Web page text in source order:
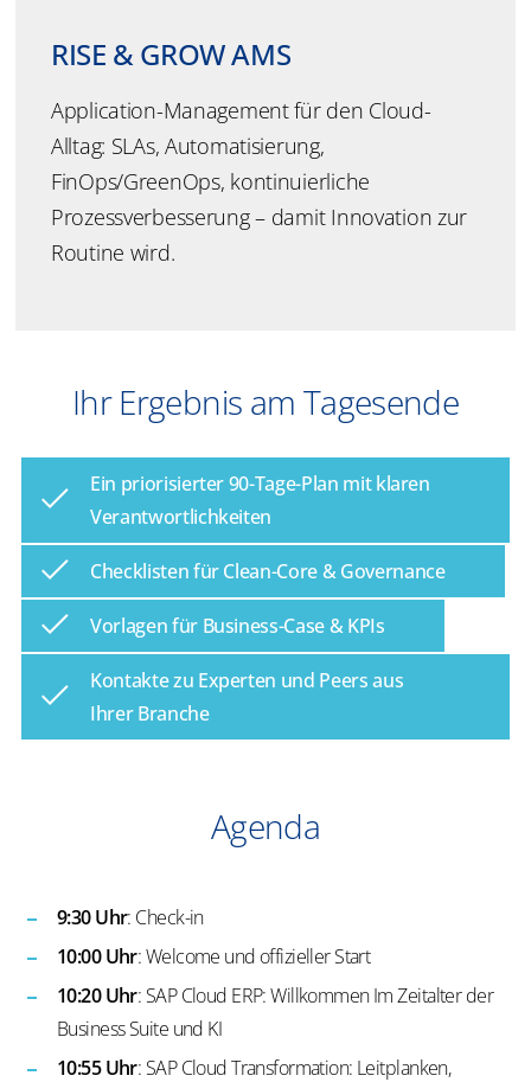
RISE & GROW AMS
Application-Management für den Cloud-
Alltag: SLAs, Automatisierung,
FinOps/GreenOps, kontinuierliche
Prozessverbesserung – damit Innovation zur
Routine wird.
Ihr Ergebnis am Tagesende
Ein priorisierter 90-Tage-Plan mit klaren
Verantwortlichkeiten
Checklisten für Clean-Core & Governance
Vorlagen für Business-Case & KPIs
Kontakte zu Experten und Peers aus
Ihrer Branche
Agenda
9:30 Uhr: Check-in
10:00 Uhr: Welcome und offizieller Start
10:20 Uhr: SAP Cloud ERP: Willkommen Im Zeitalter der
Business Suite und KI
10:55 Uhr: SAP Cloud Transformation: Leitplanken,